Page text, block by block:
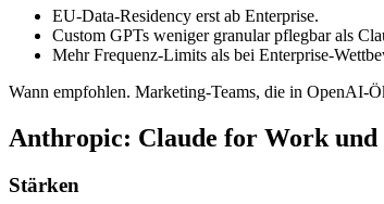
EU-Data-Residency erst ab Enterprise.
Custom GPTs weniger granular pflegbar als
Mehr Frequenz-Limits als bei Enterprise-
Wann empfohlen. Marketing-Teams, die in OpenAI-
Anthropic: Claude for Work und
Stärken